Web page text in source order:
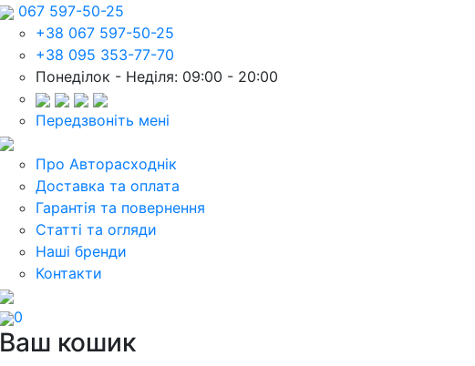
067 597-50-25
+38 067 597-50-25
+38 095 353-77-70
Понеділок - Неділя: 09:00 - 20:00
Передзвоніть мені
Про Авторасходнік
Доставка та оплата
Гарантія та повернення
Статті та огляди
Наші бренди
Контакти
0
Ваш кошик